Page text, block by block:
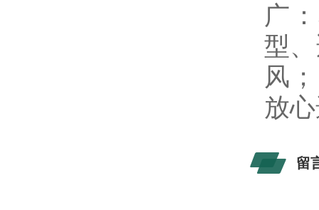
广
型
风
放
留